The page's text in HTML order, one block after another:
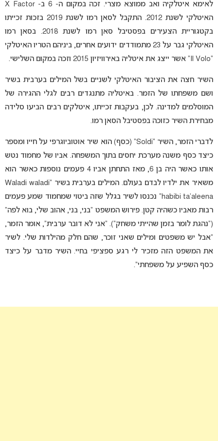
לאימא איטלקיה ואב ממוצא מצרי. זכה במקום ה- 6 ב- X Factor
האיטלקי לשנת 2012. התקבל לסאן רמו לשנת 2019 בזכות זכייתו
בקטגוריית הצעירים בפסטיבל סאן רמו לשנת 2018. בסאן רמו
האיטלקי גבר על 23 מתמודדים ידועים אחרים, ביניהם הטריו האיטלקי
“Il Volo” אשר ייצג את איטליה באירוויזיון 2015 וזכה במקום השלישי.
השיר חצה את הציבור האיטלקי לשניים בשל המילים בערבית בשיר
ושם משפחתו של הזמר. באיטליה מתנגדים רבים לגלי ההגירה של
המוסלמים למדינה. לכן, בעקבות זכייתו, איטלקים רבים הביעו סלידה
מבחירת השיר כזוכה בפסטיבל הסאן רמו.
לדברי הזמר, השיר “Soldi” (כסף) הוא שיר אוטוביוגרפי על חייו ומספר
כיצד כסף משנה מערכת יחסים בתוך המשפחה. אביו של מחמוד נטש
אותו כאשר היה בן 6, מאז התחתן אביו 4 פעמים נוספות כאשר הוא
משאיר את ילדיו לבדם בעולם. המילים בערבית בשיר “Waladi waladi
habibi ta’aleena” נכנסו לשיר בגלל שזה ביטוי שמחמוד שמע פעמים
רבות מאביו כשהיה קטן. פירוש המשפט “בני, בני, אהוב שלי, בוא לפה”
(“נהגת לומר בזמן שהייתי משחק”). “אני לא דובר ערבית”, אומר הזמר,
“אבל יש משפטים ומילים שאני זוכר, שהם חלק מהילדות שלי. לשיר
את המשפט הזה מזכיר לי רגע ספציפי בחיי. השיר מדבר על כיצד
כסף השפיע על משפחתי”.